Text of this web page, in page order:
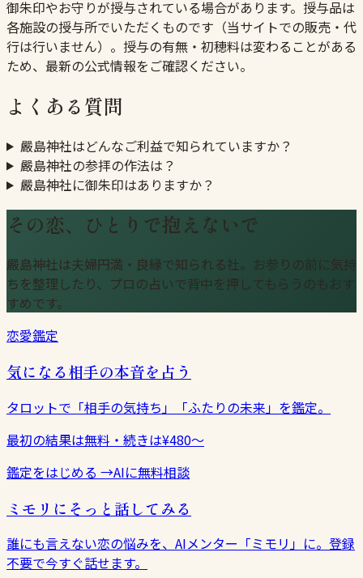
御朱印やお守りが授与されている場合があります。授与品は
各施設の授与所でいただくものです（当サイトでの販売・代
行は行いません）。授与の有無・初穂料は変わることがある
ため、最新の公式情報をご確認ください。
よくある質問
嚴島神社はどんなご利益で知られていますか？
嚴島神社の参拝の作法は？
嚴島神社に御朱印はありますか？
その恋、ひとりで抱えないで
嚴島神社は夫婦円満・良縁で知られる社。お参りの前に気持
ちを整理したり、プロの占いで背中を押してもらうのもおす
すめです。
恋愛鑑定
気になる相手の本音を占う
タロットで「相手の気持ち」「ふたりの未来」を鑑定。
最初の結果は無料・続きは¥480〜
鑑定をはじめる →AIに無料相談
ミモリにそっと話してみる
誰にも言えない恋の悩みを、AIメンター「ミモリ」に。登録
不要で今すぐ話せます。